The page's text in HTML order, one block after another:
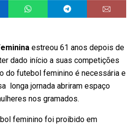
estreou 61 anos depois de
dado início a suas competições
do futebol feminino é necessária e
longa jornada abriram espaço
nos gramados.
feminino foi proibido em